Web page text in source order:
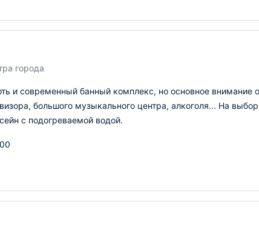
города
и современный банный комплекс, но основное внимание
большого музыкального центра, алкоголя... На выбор
с подогреваемой водой.